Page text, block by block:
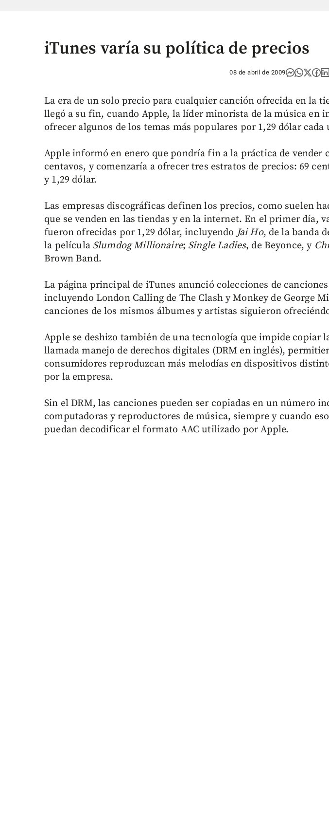
iTunes varía su política de precios
08 de abril de 2009
La era de un solo precio para cualquier canción ofrecida en la
llegó a su fin, cuando Apple, la líder minorista de la música en
ofrecer algunos de los temas más populares por 1,29 dólar cada
Apple informó en enero que pondría fin a la práctica de vender
centavos, y comenzaría a ofrecer tres estratos de precios: 69
y 1,29 dólar.
Las empresas discográficas definen los precios, como suelen
que se venden en las tiendas y en la internet. En el primer día,
fueron ofrecidas por 1,29 dólar, incluyendoJai Ho, de la banda
la película Slumdog Millionaire; Single Ladies, de Beyonce, y
Brown Band.
La página principal de iTunes anunció colecciones de canciones
incluyendo London Calling de The Clash y Monkey de George
canciones de los mismos álbumes y artistas siguieron
Apple se deshizo también de una tecnología que impide copiar
llamada manejo de derechos digitales (DRM en inglés),
consumidores reproduzcan más melodías en dispositivos
por la empresa.
Sin el DRM, las canciones pueden ser copiadas en un número
computadoras y reproductores de música, siempre y cuando
puedan decodificar el formato AAC utilizado por Apple.